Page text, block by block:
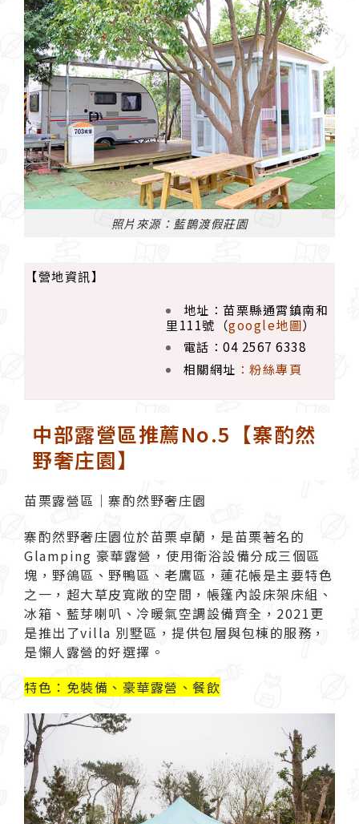
照片來源：藍鵲渡假莊園
【營地資訊】
地址：苗栗縣通霄鎮南和
里111號（google地圖）
電話：04 2567 6338
相關網址 ：粉絲專頁
中部露營區推薦No.5【寨酌然
野奢庄園】
苗栗露營區｜寨酌然野奢庄園
寨酌然野奢庄園位於苗栗卓蘭，是苗栗著名的
Glamping 豪華露營，使用衛浴設備分成三個區
塊，野鴿區、野鴨區、老鷹區，蓮花帳是主要特色
之一，超大草皮寬敞的空間，帳篷內設床架床組、
冰箱、藍芽喇叭、冷暖氣空調設備齊全，2021更
是推出了villa 別墅區，提供包層與包棟的服務，
是懶人露營的好選擇。
特色：免裝備、豪華露營、餐飲